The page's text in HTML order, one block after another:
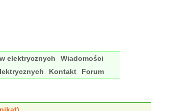
elektrycznych
Wiadomości
Kontakt Forum